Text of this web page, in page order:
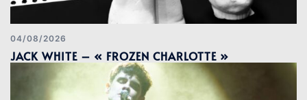
04/08/2026
JACK WHITE – « FROZEN CHARLOTTE »